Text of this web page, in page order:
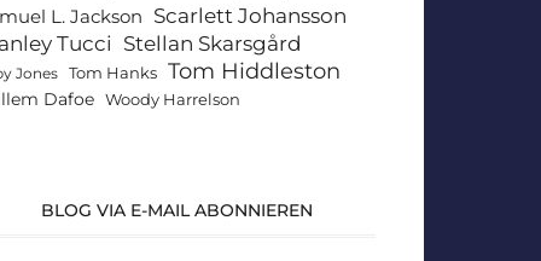
L. Jackson Scarlett Johansson
Tucci Stellan Skarsgård
Jones Tom Hanks Tom Hiddleston
Dafoe Woody Harrelson
BLOG VIA E-MAIL ABONNIEREN